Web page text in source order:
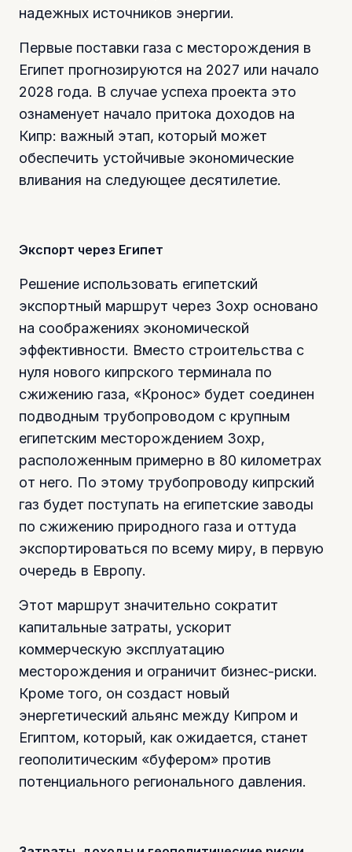
надежных источников энергии.
Первые поставки газа с месторождения в
Египет прогнозируются на 2027 или начало
2028 года. В случае успеха проекта это
ознаменует начало притока доходов на
Кипр: важный этап, который может
обеспечить устойчивые экономические
вливания на следующее десятилетие.
Экспорт через Египет
Решение использовать египетский
экспортный маршрут через Зохр основано
на соображениях экономической
эффективности. Вместо строительства с
нуля нового кипрского терминала по
сжижению газа, «Кронос» будет соединен
подводным трубопроводом с крупным
египетским месторождением Зохр,
расположенным примерно в 80 километрах
от него. По этому трубопроводу кипрский
газ будет поступать на египетские заводы
по сжижению природного газа и оттуда
экспортироваться по всему миру, в первую
очередь в Европу.
Этот маршрут значительно сократит
капитальные затраты, ускорит
коммерческую эксплуатацию
месторождения и ограничит бизнес-риски.
Кроме того, он создаст новый
энергетический альянс между Кипром и
Египтом, который, как ожидается, станет
геополитическим «буфером» против
потенциального регионального давления.